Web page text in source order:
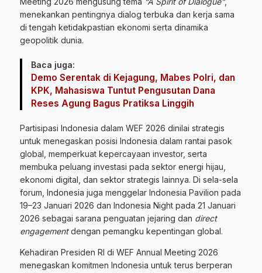
menekankan pentingnya dialog terbuka dan kerja sama
di tengah ketidakpastian ekonomi serta dinamika
geopolitik dunia.
Baca juga:
Demo Serentak di Kejagung, Mabes Polri, dan
KPK, Mahasiswa Tuntut Pengusutan Dana
Reses Agung Bagus Pratiksa Linggih
Partisipasi Indonesia dalam WEF 2026 dinilai strategis
untuk menegaskan posisi Indonesia dalam rantai pasok
global, memperkuat kepercayaan investor, serta
membuka peluang investasi pada sektor energi hijau,
ekonomi digital, dan sektor strategis lainnya. Di sela-sela
forum, Indonesia juga menggelar Indonesia Pavilion pada
19–23 Januari 2026 dan Indonesia Night pada 21 Januari
2026 sebagai sarana penguatan jejaring dan direct
engagementdengan pemangku kepentingan global.
Kehadiran Presiden RI di WEF Annual Meeting 2026
menegaskan komitmen Indonesia untuk terus berperan